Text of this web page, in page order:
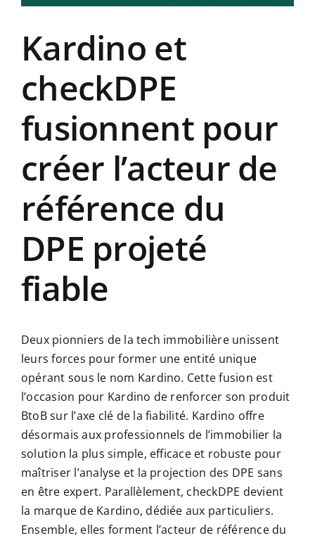
Kardino et
checkDPE
fusionnent pour
créer l’acteur de
référence du
DPE projeté
fiable
Deux pionniers de la tech immobilière unissent
leurs forces pour former une entité unique
opérant sous le nom Kardino. Cette fusion est
l’occasion pour Kardino de renforcer son produit
BtoB sur l’axe clé de la fiabilité. Kardino offre
désormais aux professionnels de l’immobilier la
solution la plus simple, efficace et robuste pour
maîtriser l’analyse et la projection des DPE sans
en être expert. Parallèlement, checkDPE devient
la marque de Kardino, dédiée aux particuliers.
Ensemble, elles forment l’acteur de référence du